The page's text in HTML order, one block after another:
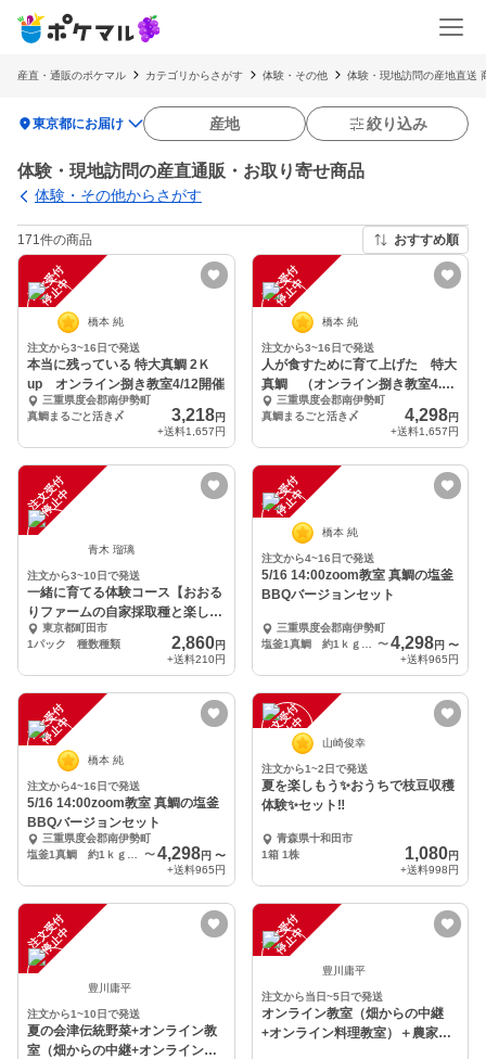
産直・通販のポケマル カテゴリからさがす 体験・その他 体験・現地訪問の産地直送
location_on東京都にお届け 産地 絞り込み
体験・現地訪問の産直通販・お取り寄せ商品
体験・その他からさがす
171件の商品 おすすめ順
注
文
受
付
停
止
中
橋本 純
注文から3~16日で発送
本当に残っている 特大真鯛 2Ｋ
up オンライン捌き教室4/12開催
三重県度会郡南伊勢町
真鯛まるごと活き〆
3,218円
+送料1,657円
注
文
受
付
停
止
中
橋本 純
注文から3~16日で発送
人が食すために育て上げた 特大
真鯛 （オンライン捌き教室4.19
開催）
三重県度会郡南伊勢町
真鯛まるごと活き〆
4,298円
+送料1,657円
注
文
受
付
停
止
中
青木 瑠璃
注文から3~10日で発送
一緒に育てる体験コース【おおる
りファームの自家採取種と楽しい
野菜種ミックス】
東京都町田市
1パック 種数種類
2,860円
+送料210円
注
文
受
付
停
止
中
橋本 純
注文から4~16日で発送
5/16 14:00zoom教室 真鯛の塩釜
BBQバージョンセット
三重県度会郡南伊勢町
〜4,298円 〜
+送料965円
注
文
受
付
停
止
中
橋本 純
注文から4~16日で発送
5/16 14:00zoom教室 真鯛の塩釜
BBQバージョンセット
三重県度会郡南伊勢町
〜 4,298円 〜
+送料965円
注
文
受
付
停
止
中 山崎俊幸
注文から1~2日で発送
夏を楽しもう✨おうちで枝豆収穫
体験✨セット‼️
青森県十和田市
1箱 1株
1,080円
+送料998円
注
文
受
付
停
止
中
豊川庸平
注文から1~10日で発送
夏の会津伝統野菜+オンライン教
室（畑からの中継+オンライン料
注
文
受
付
停
止
中
豊川庸平
注文から当日~5日で発送
オンライン教室（畑からの中継
+オンライン料理教室）＋農家レ